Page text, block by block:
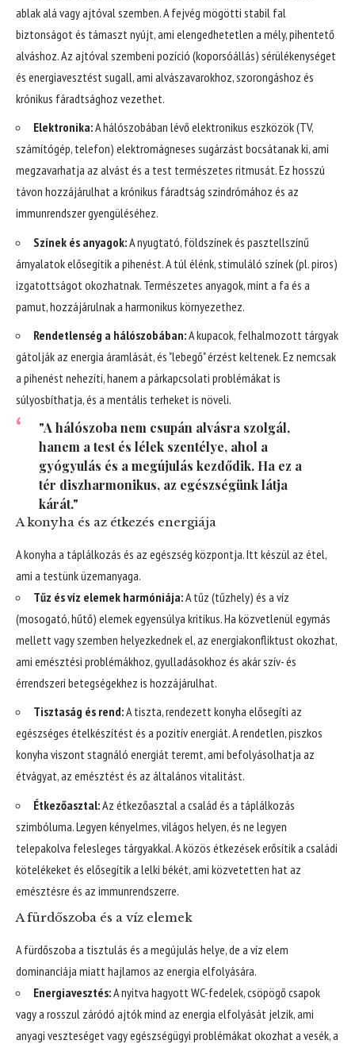
ablak alá vagy ajtóval szemben. A fejvég mögötti stabil fal
biztonságot és támaszt nyújt, ami elengedhetetlen a mély, pihentető
alváshoz. Az ajtóval szembeni pozíció (koporsóállás) sérülékenységet
és energiavesztést sugall, ami alvászavarokhoz, szorongáshoz és
krónikus fáradtsághoz vezethet.
Elektronika:A hálószobában lévő elektronikus eszközök (TV,
számítógép, telefon) elektromágneses sugárzást bocsátanak ki, ami
megzavarhatja az alvást és a test természetes ritmusát. Ez hosszú
távon hozzájárulhat a krónikus fáradtság szindrómához és az
immunrendszer gyengüléséhez.
Színek és anyagok:A nyugtató, földszínek és pasztellszínű
árnyalatok elősegítik a pihenést. A túl élénk, stimuláló színek (pl. piros)
izgatottságot okozhatnak. Természetes anyagok, mint a fa és a
pamut, hozzájárulnak a harmonikus környezethez.
Rendetlenség a hálószobában:A kupacok, felhalmozott tárgyak
gátolják az energia áramlását, és "lebegő" érzést keltenek. Ez nemcsak
a pihenést nehezíti, hanem a párkapcsolati problémákat is
súlyosbíthatja, és a mentális terheket is növeli.
"A hálószoba nem csupán alvásra szolgál,
hanem a test és lélek szentélye, ahol a
gyógyulás és a megújulás kezdődik. Ha ez a
tér diszharmonikus, az egészségünk látja
kárát."
A konyha és az étkezés energiája
A konyha a táplálkozás és az egészség központja. Itt készül az étel,
ami a testünk üzemanyaga.
Tűz és víz elemek harmóniája:A tűz (tűzhely) és a víz
(mosogató, hűtő) elemek egyensúlya kritikus. Ha közvetlenül egymás
mellett vagy szemben helyezkednek el, az energiakonfliktust okozhat,
ami emésztési problémákhoz, gyulladásokhoz és akár szív- és
érrendszeri betegségekhez is hozzájárulhat.
Tisztaság és rend:A tiszta, rendezett konyha elősegíti az
egészséges ételkészítést és a pozitív energiát. A rendetlen, piszkos
konyha viszont stagnáló energiát teremt, ami befolyásolhatja az
étvágyat, az emésztést és az általános vitalitást.
Étkezőasztal:Az étkezőasztal a család és a táplálkozás
szimbóluma. Legyen kényelmes, világos helyen, és ne legyen
telepakolva felesleges tárgyakkal. A közös étkezések erősítik a családi
kötelékeket és elősegítik a lelki békét, ami közvetetten hat az
emésztésre és az immunrendszerre.
A fürdőszoba és a víz elemek
A fürdőszoba a tisztulás és a megújulás helye, de a víz elem
dominanciája miatt hajlamos az energia elfolyására.
Energiavesztés:A nyitva hagyott WC-fedelek, csöpögő csapok
vagy a rosszul záródó ajtók mind az energia elfolyását jelzik, ami
anyagi veszteséget vagy egészségügyi problémákat okozhat a vesék, a